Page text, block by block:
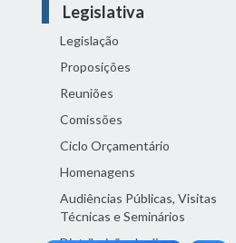
Legislativa
Legislação
Proposições
Reuniões
Comissões
Ciclo Orçamentário
Homenagens
Audiências Públicas, Visitas
Técnicas e Seminários